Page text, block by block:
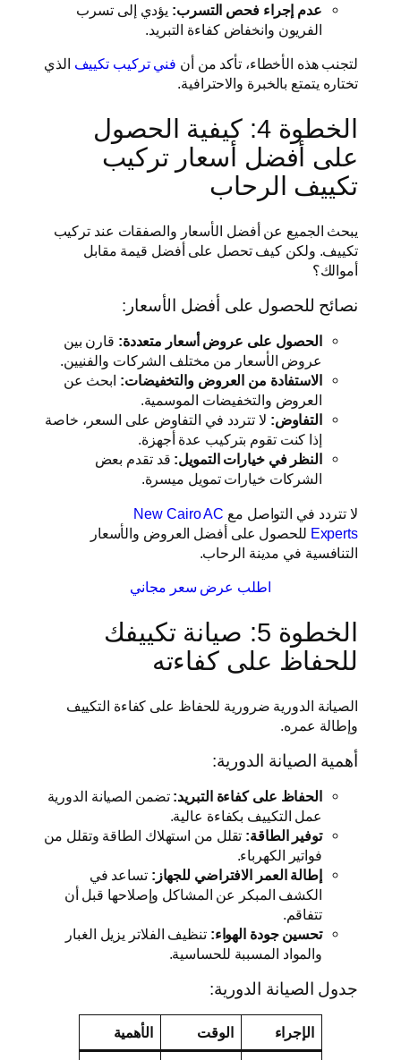
عدم إجراء فحص التسرب: يؤدي إلى تسرب
الفريون وانخفاض كفاءة التبريد.
لتجنب هذه الأخطاء، تأكد من أن فني تركيب تكييف الذي
تختاره يتمتع بالخبرة والاحترافية.
الخطوة 4: كيفية الحصول
على أفضل أسعار تركيب
تكييف الرحاب
يبحث الجميع عن أفضل الأسعار والصفقات عند تركيب
تكييف. ولكن كيف تحصل على أفضل قيمة مقابل
أموالك؟
نصائح للحصول على أفضل الأسعار:
الحصول على عروض أسعار متعددة: قارن بين
عروض الأسعار من مختلف الشركات والفنيين.
الاستفادة من العروض والتخفيضات: ابحث عن
العروض والتخفيضات الموسمية.
التفاوض: لا تتردد في التفاوض على السعر، خاصة
إذا كنت تقوم بتركيب عدة أجهزة.
النظر في خيارات التمويل: قد تقدم بعض
الشركات خيارات تمويل ميسرة.
لا تتردد في التواصل مع New Cairo AC
Experts للحصول على أفضل العروض والأسعار
التنافسية في مدينة الرحاب.
اطلب عرض سعر مجاني
الخطوة 5: صيانة تكييفك
للحفاظ على كفاءته
الصيانة الدورية ضرورية للحفاظ على كفاءة التكييف
وإطالة عمره.
أهمية الصيانة الدورية:
الحفاظ على كفاءة التبريد: تضمن الصيانة الدورية
عمل التكييف بكفاءة عالية.
توفير الطاقة: تقلل من استهلاك الطاقة وتقلل من
فواتير الكهرباء.
إطالة العمر الافتراضي للجهاز: تساعد في
الكشف المبكر عن المشاكل وإصلاحها قبل أن
تتفاقم.
تحسين جودة الهواء: تنظيف الفلاتر يزيل الغبار
والمواد المسببة للحساسية.
جدول الصيانة الدورية:
الإجراء الوقت الأهمية